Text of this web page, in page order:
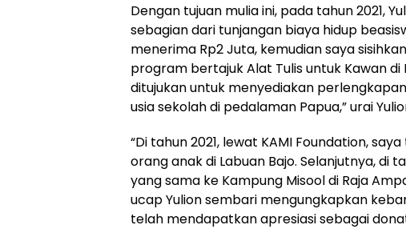
Dengan tujuan mulia ini, pada tahun 2021,
sebagian dari tunjangan biaya hidup
menerima Rp2 Juta, kemudian saya
program bertajuk Alat Tulis untuk Kawan
ditujukan untuk menyediakan
usia sekolah di pedalaman Papua,” urai
“Di tahun 2021, lewat KAMI Foundation,
orang anak di Labuan Bajo. Selanjutnya, di
yang sama ke Kampung Misool di Raja
ucap Yulion sembari mengungkapkan
telah mendapatkan apresiasi sebagai